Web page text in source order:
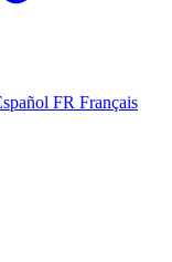
FR Français